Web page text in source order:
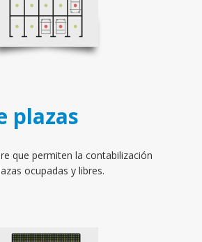
plazas
que permiten la contabilización
ocupadas y libres.